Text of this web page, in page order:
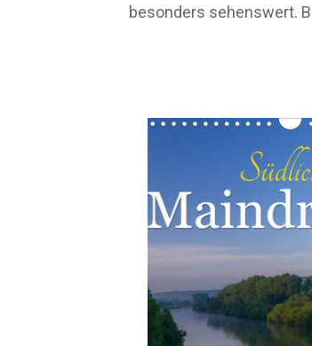
besonders sehenswert.